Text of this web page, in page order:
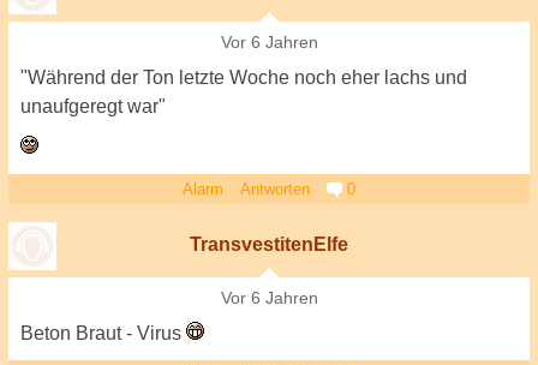
Vor 6 Jahren
"Während der Ton letzte Woche noch eher lachs und
unaufgeregt war"
Alarm Antworten 0
TransvestitenElfe
Vor 6 Jahren
Beton Braut - Virus